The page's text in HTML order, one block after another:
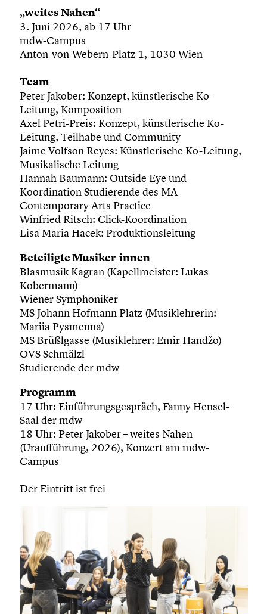
„weites Nahen“
3. Juni 2026, ab 17 Uhr
mdw-Campus
Anton-von-Webern-Platz 1, 1030 Wien
Team
Peter Jakober: Konzept, künstlerische Ko-
Leitung, Komposition
Axel Petri-Preis: Konzept, künstlerische Ko-
Leitung, Teilhabe und Community
Jaime Volfson Reyes: Künstlerische Ko-Leitung,
Musikalische Leitung
Hannah Baumann: Outside Eye und
Koordination Studierende des MA
Contemporary Arts Practice
Winfried Ritsch: Click-Koordination
Lisa Maria Hacek: Produktionsleitung
Beteiligte Musiker_innen
Blasmusik Kagran (Kapellmeister: Lukas
Kobermann)
Wiener Symphoniker
MS Johann Hofmann Platz (Musiklehrerin:
Mariia Pysmenna)
MS Brüßlgasse (Musiklehrer: Emir Handžo)
OVS Schmälzl
Studierende der mdw
Programm
17 Uhr: Einführungsgespräch, Fanny Hensel-
Saal der mdw
18 Uhr: Peter Jakober – weites Nahen
(Uraufführung, 2026), Konzert am mdw-
Campus
Der Eintritt ist frei